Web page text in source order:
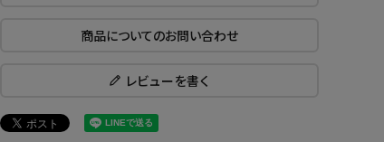
商品についてのお問い合わせ
レビューを書く